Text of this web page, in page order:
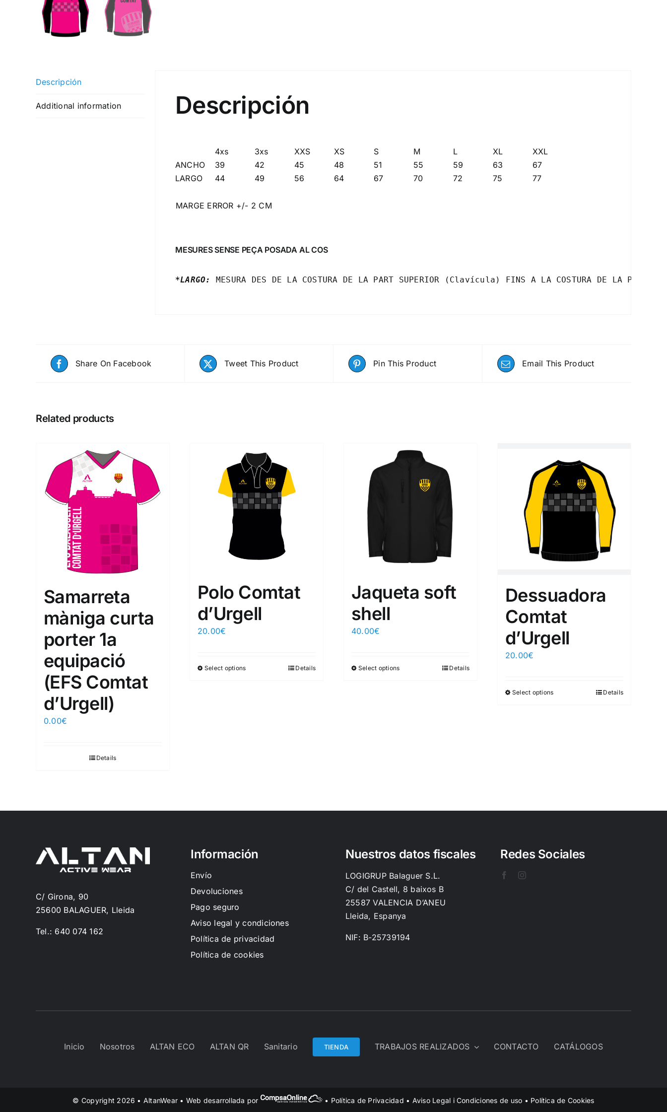
Descripción
Additional information Descripción
4xs 3xs XXS XS S M L XL
XXL
ANCHO
39 42 45 48 51 55 59 63
67
LARGO
44 49 56 64 67 70 72 75 77
MARGE ERROR +/- 2 CM
MESURES SENSE PEÇA POSADA AL COS
*LARGO: MESURA DES DE LA COSTURA DE LA PART SUPERIOR (Clavícula) FINS A LA COSTURA DE LA PART
Share On Facebook Tweet This Product Pin This Product Email This Product
Related products
Samarreta
màniga curta
porter 1a
equipació
(EFS Comtat
d’Urgell)
0.00€
Details
Polo Comtat
d’Urgell
20.00€
Select options Details
Jaqueta soft
shell
40.00€
Select options Details
Dessuadora
Comtat
d’Urgell
20.00€
Select options Details
C/ Girona, 90
25600 BALAGUER, Lleida
Tel.: 640 074 162
Información
Envío
Devoluciones
Pago seguro
Aviso legal y condiciones
Política de privacidad
Política de cookies
Nuestros datos fiscales
LOGIGRUP Balaguer S.L.
C/ del Castell, 8 baixos B
25587 VALENCIA D’ANEU
Lleida, Espanya
NIF: B-25739194
Redes Sociales
Inicio Nosotros ALTAN ECO ALTAN QR Sanitario TIENDA TRABAJOS REALIZADOS CONTACTO CATÁLOGOS
© Copyright 2026 • AltanWear • Web desarrollada por • Política de Privacidad • Aviso Legal i Condiciones de uso • Política de Cookies